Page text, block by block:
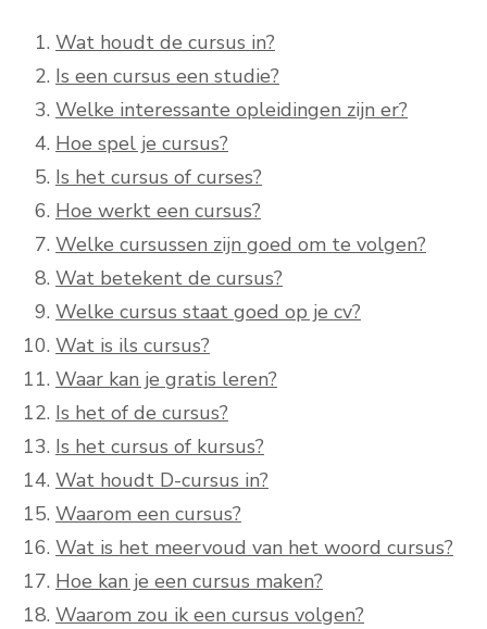
Wat houdt de cursus in?
Is een cursus een studie?
Welke interessante opleidingen zijn er?
Hoe spel je cursus?
Is het cursus of curses?
Hoe werkt een cursus?
Welke cursussen zijn goed om te volgen?
Wat betekent de cursus?
Welke cursus staat goed op je cv?
Wat is ils cursus?
Waar kan je gratis leren?
Is het of de cursus?
Is het cursus of kursus?
Wat houdt D-cursus in?
Waarom een cursus?
Wat is het meervoud van het woord cursus?
Hoe kan je een cursus maken?
Waarom zou ik een cursus volgen?